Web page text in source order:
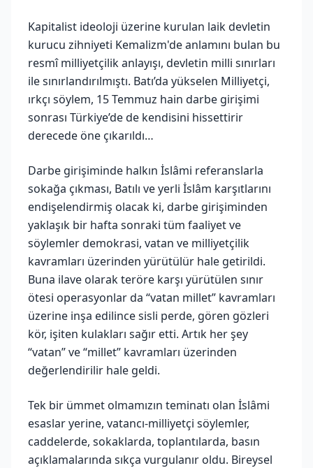
Kapitalist ideoloji üzerine kurulan laik devletin
kurucu zihniyeti Kemalizm'de anlamını bulan bu
resmî milliyetçilik anlayışı, devletin milli sınırları
ile sınırlandırılmıştı. Batı’da yükselen Milliyetçi,
ırkçı söylem, 15 Temmuz hain darbe girişimi
sonrası Türkiye’de de kendisini hissettirir
derecede öne çıkarıldı…
Darbe girişiminde halkın İslâmi referanslarla
sokağa çıkması, Batılı ve yerli İslâm karşıtlarını
endişelendirmiş olacak ki, darbe girişiminden
yaklaşık bir hafta sonraki tüm faaliyet ve
söylemler demokrasi, vatan ve milliyetçilik
kavramları üzerinden yürütülür hale getirildi.
Buna ilave olarak teröre karşı yürütülen sınır
ötesi operasyonlar da “vatan millet” kavramları
üzerine inşa edilince sisli perde, gören gözleri
kör, işiten kulakları sağır etti. Artık her şey
“vatan” ve “millet” kavramları üzerinden
değerlendirilir hale geldi.
Tek bir ümmet olmamızın teminatı olan İslâmi
esaslar yerine, vatancı-milliyetçi söylemler,
caddelerde, sokaklarda, toplantılarda, basın
açıklamalarında sıkça vurgulanır oldu. Bireysel